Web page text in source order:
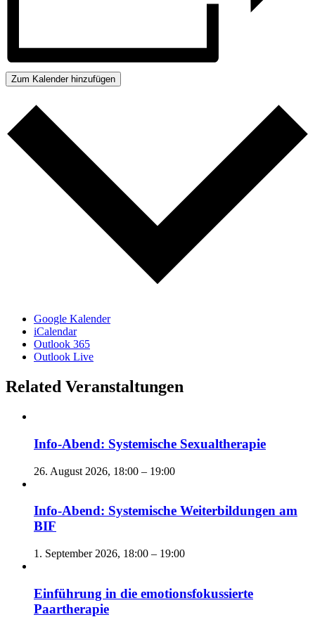
Zum Kalender hinzufügen
Google Kalender
iCalendar
Outlook 365
Outlook Live
Related Veranstaltungen
Info-Abend: Systemische Sexualtherapie
26. August 2026, 18:00 – 19:00
Info-Abend: Systemische Weiterbildungen am
BIF
1. September 2026, 18:00 – 19:00
Einführung in die emotionsfokussierte
Paartherapie